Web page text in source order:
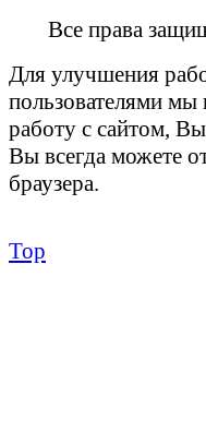
Все права
Для улучшения
пользователями
работу с сайтом,
Вы всегда можете
браузера.
Top